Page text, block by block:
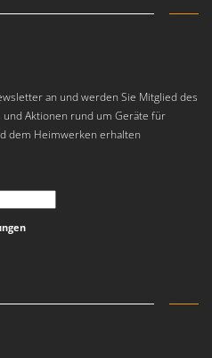
an und werden Sie Mitglied des
Aktionen rund um Geräte für
dem Heimwerken erhalten